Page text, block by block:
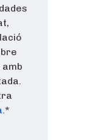
.*